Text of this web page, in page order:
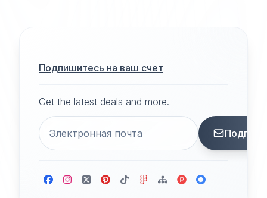
Подпишитесь на ваш счет
Get the latest deals and more.